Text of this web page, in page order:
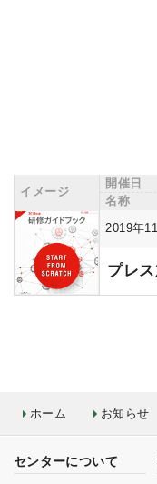
イメージ
開催日
名称
2019年
プレ
ホーム お知らせ
センターについて